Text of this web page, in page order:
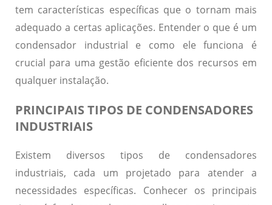
tem características específicas que o tornam mais
adequado a certas aplicações. Entender o que é um
condensador industrial e como ele funciona é
crucial para uma gestão eficiente dos recursos em
qualquer instalação.
PRINCIPAIS TIPOS DE CONDENSADORES
INDUSTRIAIS
Existem diversos tipos de condensadores
industriais, cada um projetado para atender a
necessidades específicas. Conhecer os principais